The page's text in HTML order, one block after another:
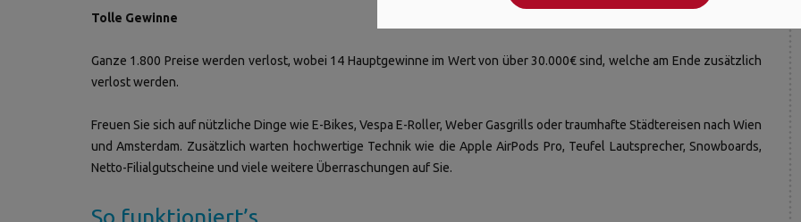
Tolle Gewinne
Ganze 1.800 Preise werden verlost, wobei 14 Hauptgewinne im Wert von über 30.000€ sind, welche am Ende zusätzlich
verlost werden.
Freuen Sie sich auf nützliche Dinge wie E-Bikes, Vespa E-Roller, Weber Gasgrills oder traumhafte Städtereisen nach Wien
und Amsterdam. Zusätzlich warten hochwertige Technik wie die Apple AirPods Pro, Teufel Lautsprecher, Snowboards,
Netto-Filialgutscheine und viele weitere Überraschungen auf Sie.
So funktioniert’s